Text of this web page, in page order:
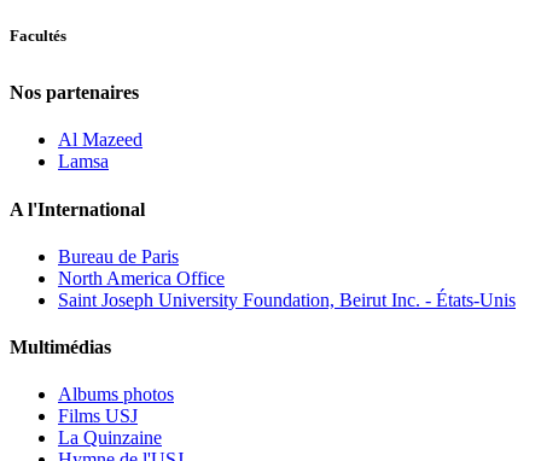
Facultés
Nos partenaires
Al Mazeed
Lamsa
A l'International
Bureau de Paris
North America Office
Saint Joseph University Foundation, Beirut Inc. - États-Unis
Multimédias
Albums photos
Films USJ
La Quinzaine